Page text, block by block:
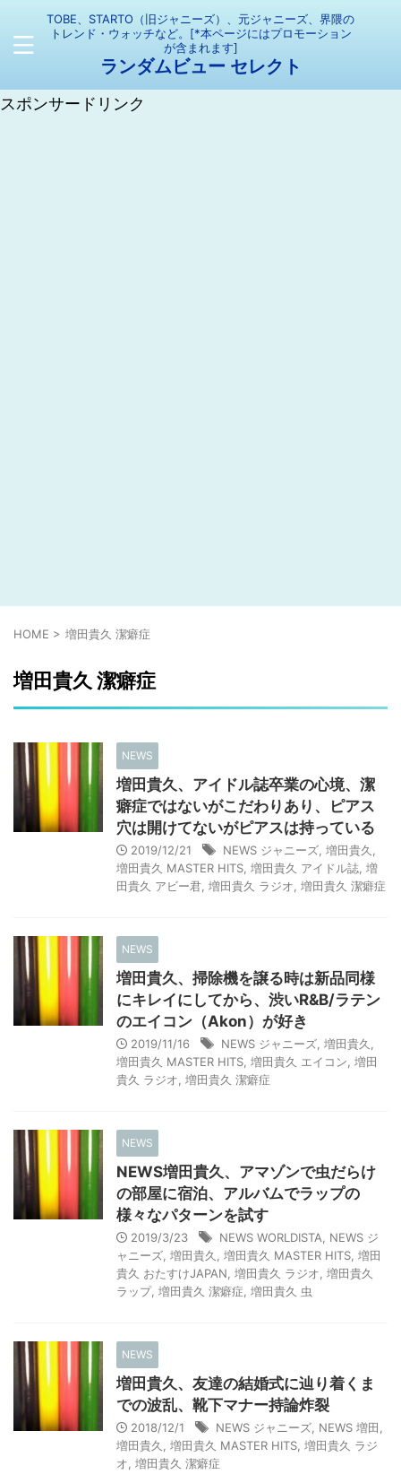
TOBE、STARTO（旧ジャニーズ）、元ジャニーズ、界隈の
トレンド・ウォッチなど。[*本ページにはプロモーション
が含まれます]
ランダムビュー セレクト
スポンサードリンク
HOME > 増田貴久 潔癖症
増田貴久 潔癖症
NEWS
増田貴久、アイドル誌卒業の心境、潔
癖症ではないがこだわりあり、ピアス
穴は開けてないがピアスは持っている
2019/12/21 NEWS ジャニーズ 増田貴久
増田貴久 MASTER HITS 増田貴久 アイドル誌 増
田貴久 アビー君 増田貴久 ラジオ 増田貴久 潔癖症
NEWS
増田貴久、掃除機を譲る時は新品同様
にキレイにしてから、渋いR&B/ラテン
のエイコン（Akon）が好き
2019/11/16 NEWS ジャニーズ 増田貴久
増田貴久 MASTER HITS 増田貴久 エイコン 増田
貴久 ラジオ 増田貴久 潔癖症
NEWS
NEWS増田貴久、アマゾンで虫だらけ
の部屋に宿泊、アルバムでラップの
様々なパターンを試す
2019/3/23 NEWS WORLDISTA
NEWS ジ
ャニーズ 増田貴久 増田貴久 MASTER HITS 増田
貴久 おたすけJAPAN 増田貴久 ラジオ 増田貴久
ラップ, 増田貴久 潔癖症 増田貴久 虫
NEWS
増田貴久、友達の結婚式に辿り着くま
での波乱、靴下マナー持論炸裂
2018/12/1 NEWS ジャニーズ NEWS 増田
増田貴久
増田貴久 MASTER HITS 増田貴久 ラジ
オ 増田貴久 潔癖症